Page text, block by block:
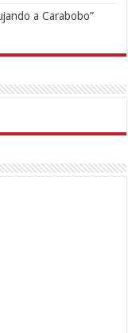
a Carabobo”